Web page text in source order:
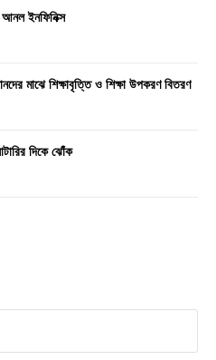
আনল ইনফিনিক্স
মাঝে শিক্ষাবৃত্তি ও শিক্ষা উপকরণ বিতরণ
দিকে ঝোঁক